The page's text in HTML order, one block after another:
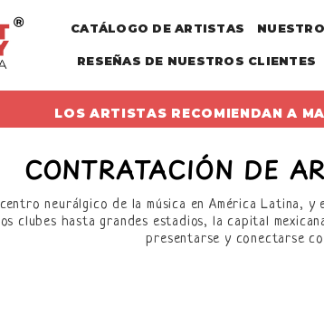
CATÁLOGO DE ARTISTAS
RESEÑAS DE NUESTROS CLIENTES
LOS ARTISTAS RECOMIENDAN A
CONTRATACIÓN DE
neurálgico de la música en América Latina,
clubes hasta grandes estadios, la capital
presentarse y conectarse